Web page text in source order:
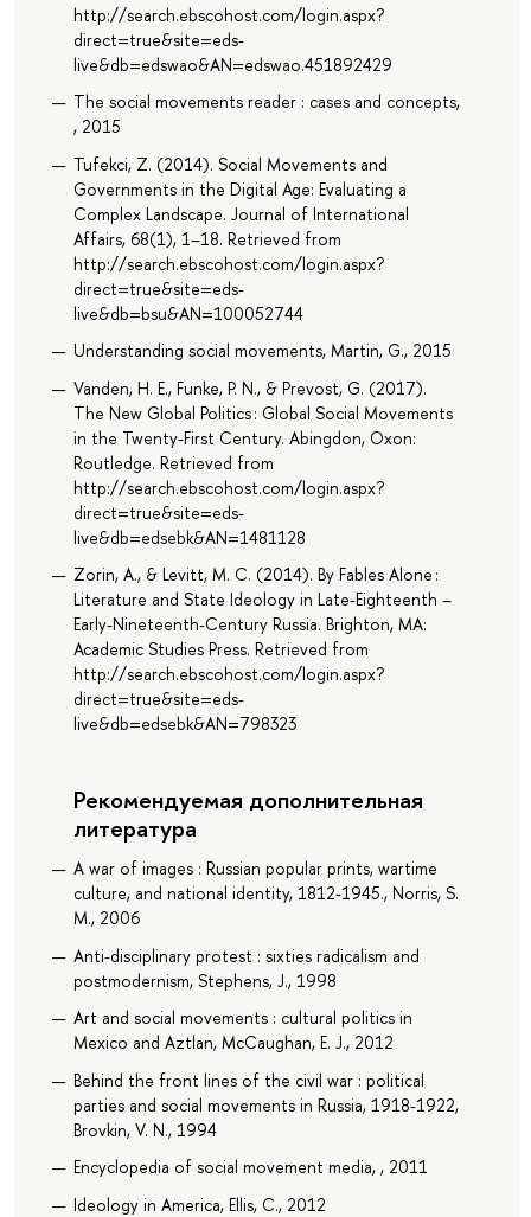
http://search.ebscohost.com/login.aspx?
direct=true&site=eds-
live&db=edswao&AN=edswao.451892429
The social movements reader : cases and concepts,
, 2015
Tufekci, Z. (2014). Social Movements and
Governments in the Digital Age: Evaluating a
Complex Landscape. Journal of International
Affairs, 68(1), 1–18. Retrieved from
http://search.ebscohost.com/login.aspx?
direct=true&site=eds-
live&db=bsu&AN=100052744
Understanding social movements, Martin, G., 2015
Vanden, H. E., Funke, P. N., & Prevost, G. (2017).
The New Global Politics : Global Social Movements
in the Twenty-First Century. Abingdon, Oxon:
Routledge. Retrieved from
http://search.ebscohost.com/login.aspx?
direct=true&site=eds-
live&db=edsebk&AN=1481128
Zorin, A., & Levitt, M. C. (2014). By Fables Alone :
Literature and State Ideology in Late-Eighteenth –
Early-Nineteenth-Century Russia. Brighton, MA:
Academic Studies Press. Retrieved from
http://search.ebscohost.com/login.aspx?
direct=true&site=eds-
live&db=edsebk&AN=798323
Рекомендуемая дополнительная
литература
A war of images : Russian popular prints, wartime
culture, and national identity, 1812-1945., Norris, S.
M., 2006
Anti-disciplinary protest : sixties radicalism and
postmodernism, Stephens, J., 1998
Art and social movements : cultural politics in
Mexico and Aztlan, McCaughan, E. J., 2012
Behind the front lines of the civil war : political
parties and social movements in Russia, 1918-1922,
Brovkin, V. N., 1994
Encyclopedia of social movement media, , 2011
Ideology in America, Ellis, C., 2012